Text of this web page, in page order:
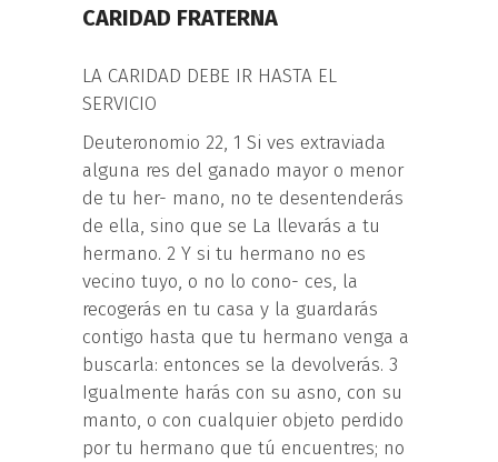
CARIDAD FRATERNA
LA CARIDAD DEBE IR HASTA EL
SERVICIO
Deuteronomio 22, 1 Si ves extraviada
alguna res del ganado mayor o menor
de tu her- mano, no te desentenderás
de ella, sino que se La llevarás a tu
hermano. 2 Y si tu hermano no es
vecino tuyo, o no lo cono- ces, la
recogerás en tu casa y la guardarás
contigo hasta que tu hermano venga a
buscarla: entonces se la devolverás. 3
Igualmente harás con su asno, con su
manto, o con cualquier objeto perdido
por tu hermano que tú encuentres; no